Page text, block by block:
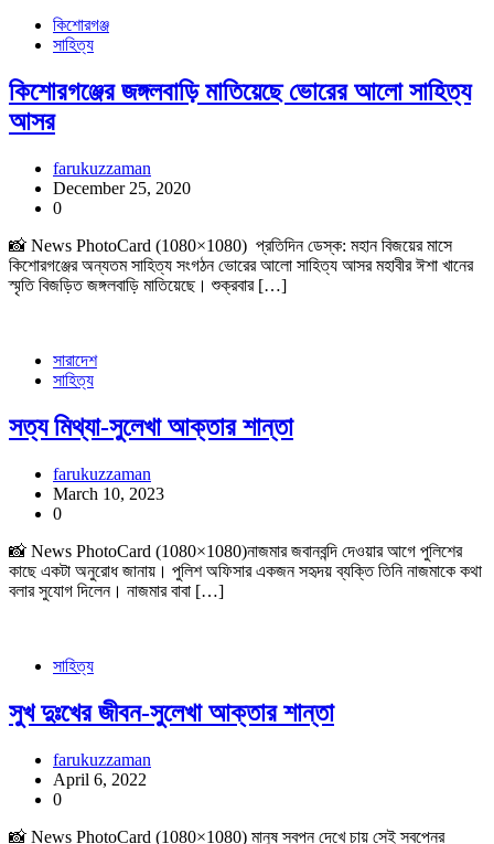
কিশোরগঞ্জ
সাহিত্য
কিশোরগঞ্জের জঙ্গলবাড়ি মাতিয়েছে ভোরের আলো সাহিত্য
আসর
farukuzzaman
December 25, 2020
0
📸 News PhotoCard (1080×1080) প্রতিদিন ডেস্ক: মহান বিজয়ের মাসে
কিশোরগঞ্জের অন্যতম সাহিত্য সংগঠন ভোরের আলো সাহিত্য আসর মহাবীর ঈশা খানের
স্মৃতি বিজড়িত জঙ্গলবাড়ি মাতিয়েছে। শুক্রবার […]
সারাদেশ
সাহিত্য
সত্য মিথ্যা-সুলেখা আক্তার শান্তা
farukuzzaman
March 10, 2023
0
📸 News PhotoCard (1080×1080)নাজমার জবানবন্দি দেওয়ার আগে পুলিশের
কাছে একটা অনুরোধ জানায়। পুলিশ অফিসার একজন সহৃদয় ব্যক্তি তিনি নাজমাকে কথা
বলার সুযোগ দিলেন। নাজমার বাবা […]
সাহিত্য
সুখ দুঃখের জীবন-সুলেখা আক্তার শান্তা
farukuzzaman
April 6, 2022
0
📸 News PhotoCard (1080×1080) মানুষ স্বপ্ন দেখে চায় সেই স্বপ্নের